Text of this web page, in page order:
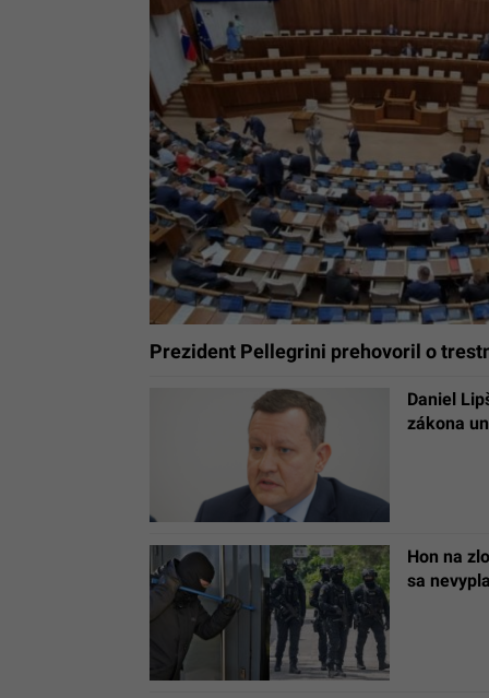
Prezident Pellegrini prehovoril o
Daniel
zákona
Hon na
sa